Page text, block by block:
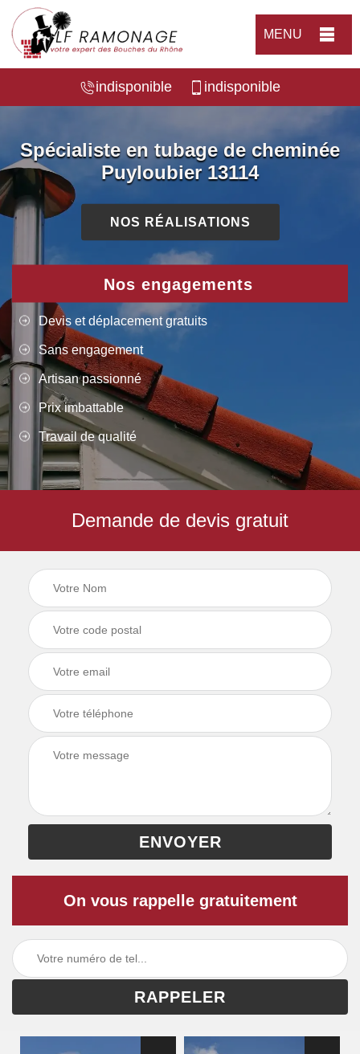
MENU
indisponible indisponible
Spécialiste en tubage de cheminée
Puyloubier 13114
NOS RÉALISATIONS
Nos engagements
Devis et déplacement gratuits
Sans engagement
Artisan passionné
Prix imbattable
Travail de qualité
Demande de devis gratuit
On vous rappelle gratuitement